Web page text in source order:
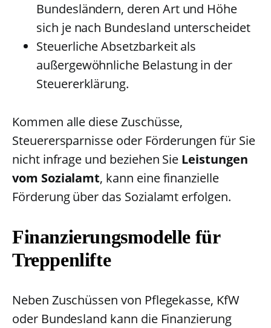
Bundesländern, deren Art und Höhe
sich je nach Bundesland unterscheidet
Steuerliche Absetzbarkeit als
außergewöhnliche Belastung in der
Steuererklärung.
Kommen alle diese Zuschüsse,
Steuerersparnisse oder Förderungen für Sie
nicht infrage und beziehen Sie Leistungen
vom Sozialamt, kann eine finanzielle
Förderung über das Sozialamt erfolgen.
Finanzierungsmodelle für
Treppenlifte
Neben Zuschüssen von Pflegekasse, KfW
oder Bundesland kann die Finanzierung